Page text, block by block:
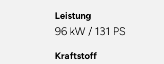
Leistung
96 kW / 131 PS
Kraftstoff